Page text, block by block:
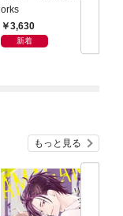
orks
3,630
新着
もっと見る